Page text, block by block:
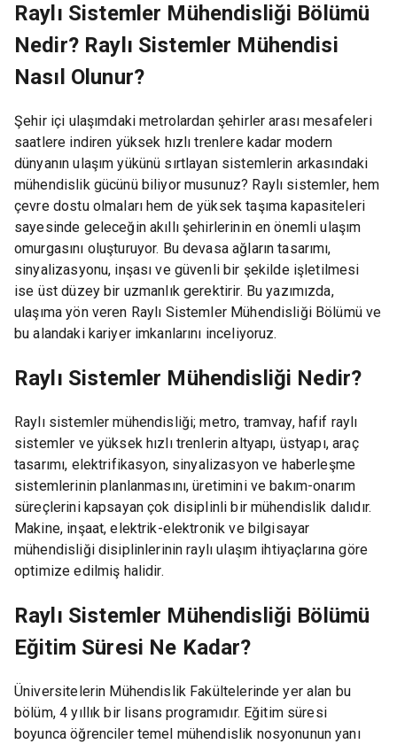
Raylı Sistemler Mühendisliği Bölümü
Nedir? Raylı Sistemler Mühendisi
Nasıl Olunur?
Şehir içi ulaşımdaki metrolardan şehirler arası mesafeleri
saatlere indiren yüksek hızlı trenlere kadar modern
dünyanın ulaşım yükünü sırtlayan sistemlerin arkasındaki
mühendislik gücünü biliyor musunuz? Raylı sistemler, hem
çevre dostu olmaları hem de yüksek taşıma kapasiteleri
sayesinde geleceğin akıllı şehirlerinin en önemli ulaşım
omurgasını oluşturuyor. Bu devasa ağların tasarımı,
sinyalizasyonu, inşası ve güvenli bir şekilde işletilmesi
ise üst düzey bir uzmanlık gerektirir. Bu yazımızda,
ulaşıma yön veren Raylı Sistemler Mühendisliği Bölümü ve
bu alandaki kariyer imkanlarını inceliyoruz.
Raylı Sistemler Mühendisliği Nedir?
Raylı sistemler mühendisliği; metro, tramvay, hafif raylı
sistemler ve yüksek hızlı trenlerin altyapı, üstyapı, araç
tasarımı, elektrifikasyon, sinyalizasyon ve haberleşme
sistemlerinin planlanmasını, üretimini ve bakım-onarım
süreçlerini kapsayan çok disiplinli bir mühendislik dalıdır.
Makine, inşaat, elektrik-elektronik ve bilgisayar
mühendisliği disiplinlerinin raylı ulaşım ihtiyaçlarına göre
optimize edilmiş halidir.
Raylı Sistemler Mühendisliği Bölümü
Eğitim Süresi Ne Kadar?
Üniversitelerin Mühendislik Fakültelerinde yer alan bu
bölüm, 4 yıllık bir lisans programıdır. Eğitim süresi
boyunca öğrenciler temel mühendislik nosyonunun yanı